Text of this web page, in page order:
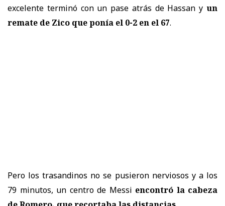
excelente terminó con un pase atrás de Hassan y un
remate de Zico que ponía el 0-2 en el 67.
Pero los trasandinos no se pusieron nerviosos y a los
79 minutos, un centro de Messi encontró la cabeza